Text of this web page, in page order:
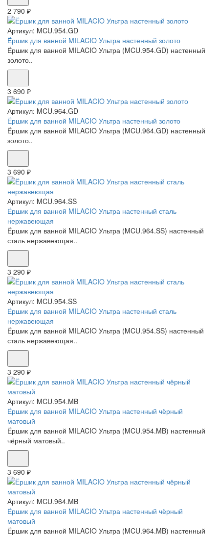
2 790 ₽
Артикул: MCU.954.GD
Ёршик для ванной MILACIO Ультра настенный золото
Ёршик для ванной MILACIO Ультра (MCU.954.GD) настенный
золото..
3 690 ₽
Артикул: MCU.964.GD
Ёршик для ванной MILACIO Ультра настенный золото
Ёршик для ванной MILACIO Ультра (MCU.964.GD) настенный
золото..
3 690 ₽
Артикул: MCU.964.SS
Ёршик для ванной MILACIO Ультра настенный сталь
нержавеющая
Ёршик для ванной MILACIO Ультра (MCU.964.SS) настенный
сталь нержавеющая..
3 290 ₽
Артикул: MCU.954.SS
Ёршик для ванной MILACIO Ультра настенный сталь
нержавеющая
Ёршик для ванной MILACIO Ультра (MCU.954.SS) настенный
сталь нержавеющая..
3 290 ₽
Артикул: MCU.954.MB
Ёршик для ванной MILACIO Ультра настенный чёрный
матовый
Ёршик для ванной MILACIO Ультра (MCU.954.MB) настенный
чёрный матовый..
3 690 ₽
Артикул: MCU.964.MB
Ёршик для ванной MILACIO Ультра настенный чёрный
матовый
Ёршик для ванной MILACIO Ультра (MCU.964.MB) настенный